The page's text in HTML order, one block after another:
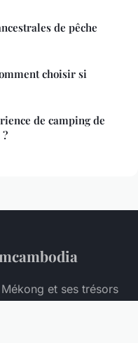
de pêche
choisir si
de camping de
et ses trésors